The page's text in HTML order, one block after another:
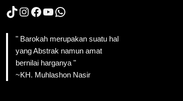
TikTok
Instagram
Facebook
YouTube
WhatsApp
" Barokah merupakan suatu hal
yang Abstrak namun amat
bernilai harganya "
~KH. Muhlashon Nasir